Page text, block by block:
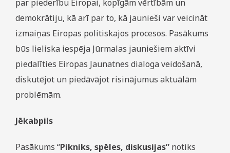
par piederību Eiropai, kopīgām vērtībām un
demokrātiju, kā arī par to, kā jaunieši var veicināt
izmaiņas Eiropas politiskajos procesos. Pasākums
būs lieliska iespēja Jūrmalas jauniešiem aktīvi
piedalīties Eiropas Jaunatnes dialoga veidošanā,
diskutējot un piedāvājot risinājumus aktuālām
problēmām.
Jēkabpils
Pasākums “Pikniks, spēles, diskusijas” notiks